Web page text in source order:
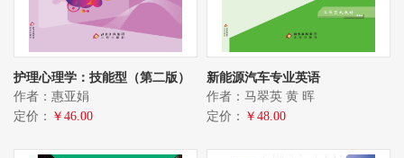
护理心理学：技能型（第二版）
作者：惠亚娟
定价： ￥46.00
新能源汽车专业英语
作者：马翠英 黄 晖
定价： ￥48.00